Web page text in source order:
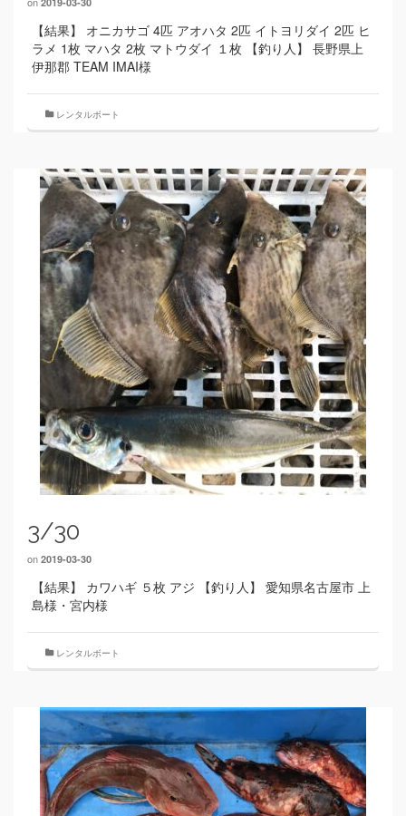
【結果】 オニカサゴ 4匹 アオハタ 2匹 イトヨリダイ 2匹 ヒ
ラメ 1枚 マハタ 2枚 マトウダイ １枚 【釣り人】 長野県上
伊那郡 TEAM IMAI様
レンタルボート
3/30
on 2019-03-30
【結果】 カワハギ ５枚 アジ 【釣り人】 愛知県名古屋市 上
島様・宮内様
レンタルボート